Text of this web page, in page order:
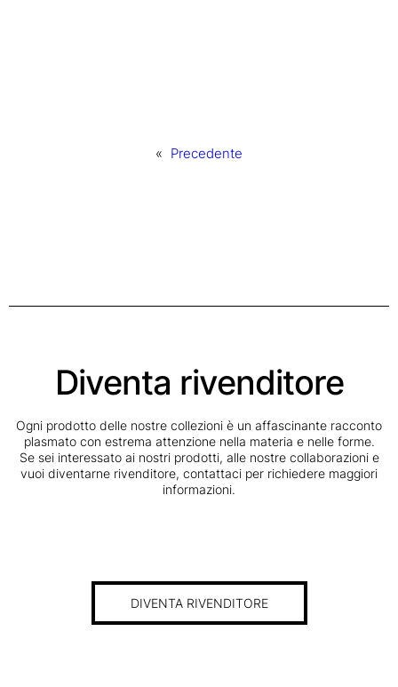
« Precedente
Diventa rivenditore
Ogni prodotto delle nostre collezioni è un affascinante racconto
plasmato con estrema attenzione nella materia e nelle forme.
Se sei interessato ai nostri prodotti, alle nostre collaborazioni e
vuoi diventarne rivenditore, contattaci per richiedere maggiori
informazioni.
DIVENTA RIVENDITORE